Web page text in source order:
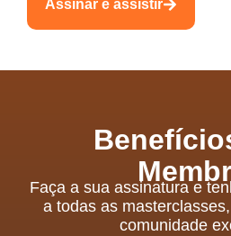
Assinar e assistir
Faça a sua assinatura e
a todas as
comunidade